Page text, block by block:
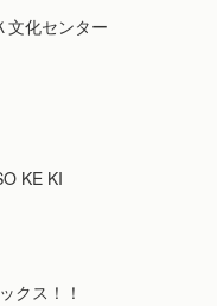
化センター
KE KI
クス！！